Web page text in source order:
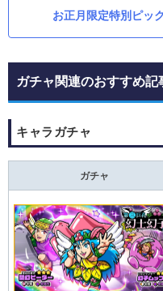
お正月限定特別ピッ
ガチャ関連のおすすめ記
キャラガチャ
ガチャ